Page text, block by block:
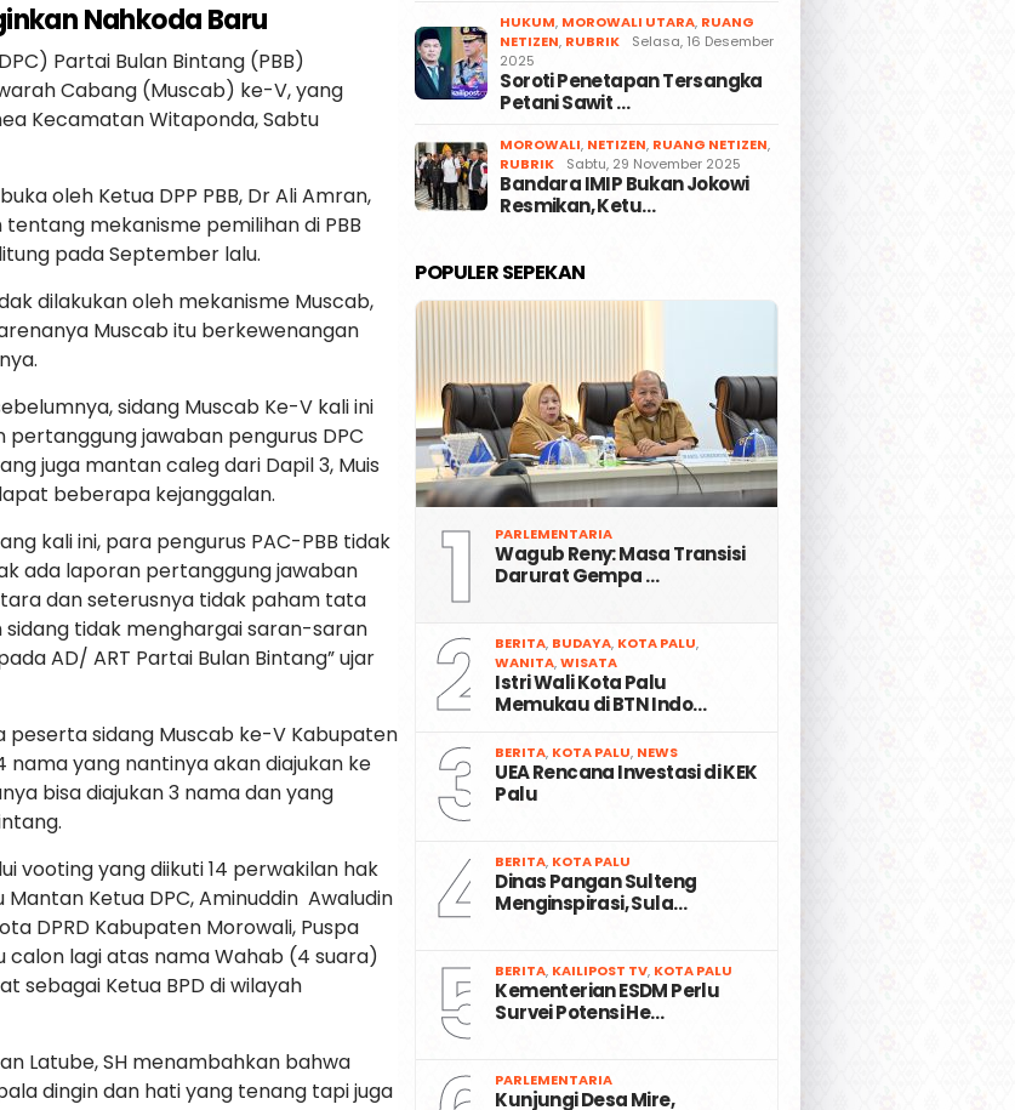
Nahkoda Baru
Partai Bulan Bintang (PBB)
Cabang (Muscab) ke-V, yang
Kecamatan Witaponda, Sabtu
oleh Ketua DPP PBB, Dr Ali Amran,
mekanisme pemilihan di PBB
pada September lalu.
dilakukan oleh mekanisme Muscab,
Muscab itu berkewenangan
sidang Muscab Ke-V kali ini
jawaban pengurus DPC
juga mantan caleg dari Dapil 3, Muis
beberapa kejanggalan.
kali ini, para pengurus PAC-PBB tidak
ada laporan pertanggung jawaban
dan seterusnya tidak paham tata
tidak menghargai saran-saran
AD/ ART Partai Bulan Bintang” ujar
sidang Muscab ke-V Kabupaten
nama yang nantinya akan diajukan ke
bisa diajukan 3 nama dan yang
vooting yang diikuti 14 perwakilan hak
Ketua DPC, Aminuddin Awaludin
DPRD Kabupaten Morowali, Puspa
calon lagi atas nama Wahab (4 suara)
sebagai Ketua BPD di wilayah
Latube, SH menambahkan bahwa
dingin dan hati yang tenang tapi juga
HUKUM, MOROWALI UTARA, RUANG
NETIZEN, RUBRIK
Selasa, 16 Desember
2025
Soroti Penetapan Tersangka
Petani Sawit …
MOROWALI, NETIZEN, RUANG NETIZEN,
RUBRIK
Sabtu, 29 November 2025
Bandara IMIP Bukan Jokowi
Resmikan, Ketu…
POPULER SEPEKAN
1 PARLEMENTARIA
Wagub Reny: Masa Transisi
Darurat Gempa …
2 BERITA, BUDAYA, KOTA PALU,
WANITA,WISATA
Istri Wali Kota Palu
Memukau di BTN Indo…
3 BERITA, KOTA PALU, NEWS
UEA Rencana Investasi di KEK
Palu
4 BERITA, KOTA PALU
Dinas Pangan Sulteng
Menginspirasi, Sula…
5 BERITA, KAILIPOST TV, KOTA PALU
Kementerian ESDM Perlu
Survei Potensi He…
PARLEMENTARIA
Kunjungi Desa Mire,